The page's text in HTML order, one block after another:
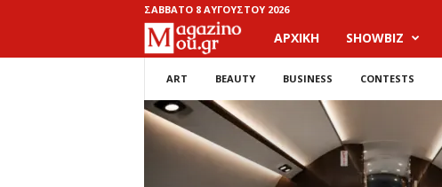
ΣΆΒΒΑΤΟ 8 ΑΥΓΟΎΣΤΟΥ 2026
ΑΡΧΙΚΉ SHOWBIZ
ART BEAUTY BUSINESS CONTESTS